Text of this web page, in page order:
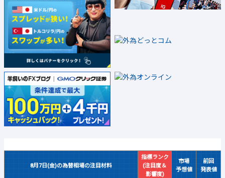
8月7日(金)の為替相場の注目材料
指標ランク
(注目度＆
影響度)
市場
予想値
前回
発表値